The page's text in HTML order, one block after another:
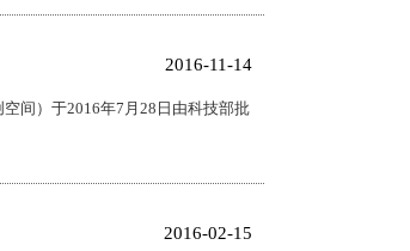
2016-11-14
间）于2016年7月28日由科技部批
2016-02-15